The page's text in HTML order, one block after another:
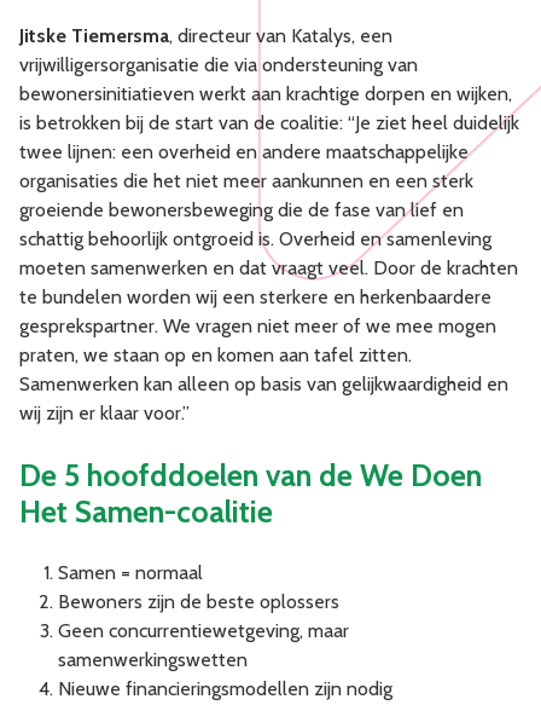
Jitske Tiemersma, directeur van Katalys, een
vrijwilligersorganisatie die via ondersteuning van
bewonersinitiatieven werkt aan krachtige dorpen en wijken,
is betrokken bij de start van de coalitie: “Je ziet heel duidelijk
twee lijnen: een overheid en andere maatschappelijke
organisaties die het niet meer aankunnen en een sterk
groeiende bewonersbeweging die de fase van lief en
schattig behoorlijk ontgroeid is. Overheid en samenleving
moeten samenwerken en dat vraagt veel. Door de krachten
te bundelen worden wij een sterkere en herkenbaardere
gesprekspartner. We vragen niet meer of we mee mogen
praten, we staan op en komen aan tafel zitten.
Samenwerken kan alleen op basis van gelijkwaardigheid en
wij zijn er klaar voor.”
De 5 hoofddoelen van de We Doen
Het Samen-coalitie
Samen = normaal
Bewoners zijn de beste oplossers
Geen concurrentiewetgeving, maar
samenwerkingswetten
Nieuwe financieringsmodellen zijn nodig